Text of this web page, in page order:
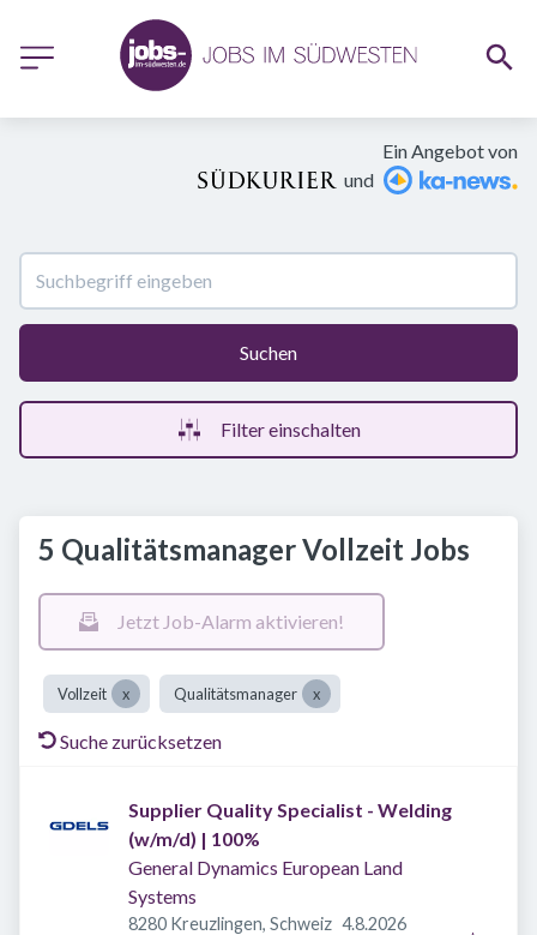
Ein Angebot von
und
Suchen
Filter einschalten
5 Qualitätsmanager Vollzeit Jobs
Jetzt Job-Alarm aktivieren!
Vollzeit Qualitätsmanager
Suche zurücksetzen
Supplier Quality Specialist - Welding
(w/m/d) | 100%
General Dynamics European Land
Systems
8280 Kreuzlingen, Schweiz Veröffentlicht
4.8.2026